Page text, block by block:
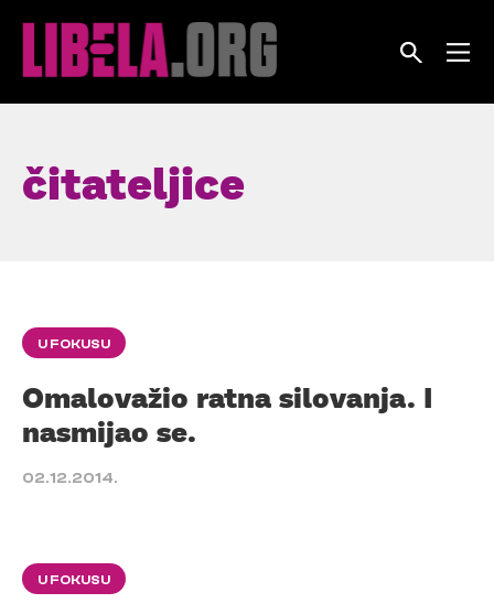
čitateljice
U FOKUSU
Omalovažio ratna silovanja. I
nasmijao se.
02.12.2014.
U FOKUSU